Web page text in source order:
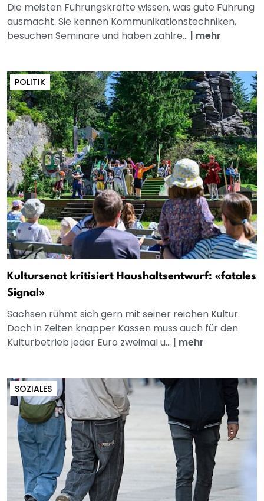
Die meisten Führungskräfte wissen, was gute Führung
ausmacht. Sie kennen Kommunikationstechniken,
besuchen Seminare und haben zahlre... | mehr
POLITIK
Kultursenat kritisiert Haushaltsentwurf: «fatales
Signal»
Sachsen rühmt sich gern mit seiner reichen Kultur.
Doch in Zeiten knapper Kassen muss auch für den
Kulturbetrieb jeder Euro zweimal u... | mehr
SOZIALES